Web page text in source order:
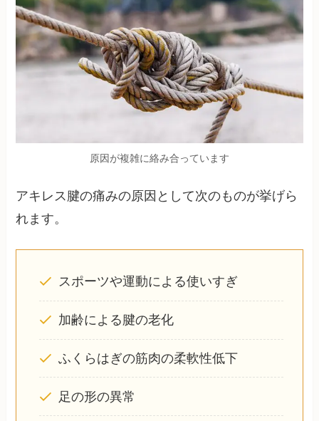
原因が複雑に絡み合っています
アキレス腱の痛みの原因として次のものが挙げら
れます。
スポーツや運動による使いすぎ
加齢による腱の老化
ふくらはぎの筋肉の柔軟性低下
足の形の異常